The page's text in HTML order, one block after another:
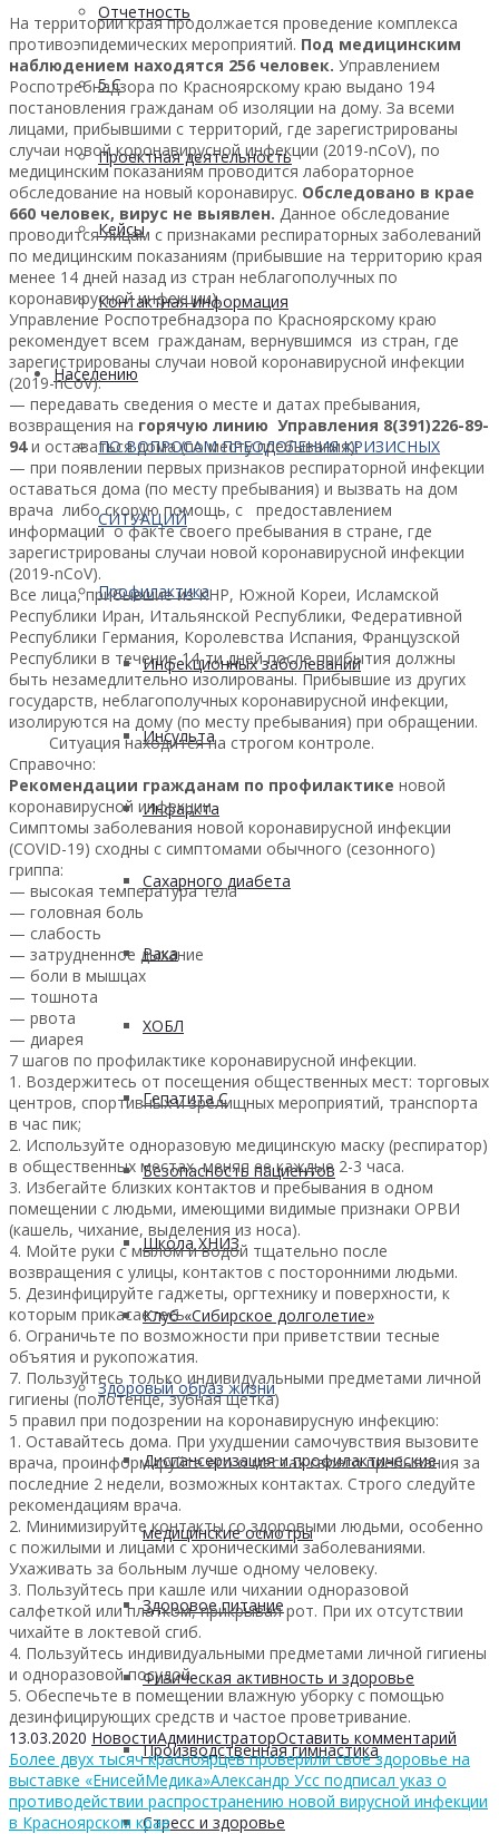
Отчетность
5 С
Проектная деятельность
Кейсы
Контактная информация
Населению
ПО ВОПРОСАМ ПРЕОДОЛЕНИЯ КРИЗИСНЫХ
СИТУАЦИЙ
Профилактика
Инфекционных заболеваний
Инсульта
Инфаркта
Сахарного диабета
Рака
ХОБЛ
Гепатита С
Безопасность пациентов
Школа ХНИЗ
Клуб «Сибирское долголетие»
Здоровый образ жизни
Диспансеризация и профилактические
медицинские осмотры
Здоровое питание
Физическая активность и здоровье
Производственная гимнастика
Стресс и здоровье
На территории края продолжается проведение комплекса
противоэпидемических мероприятий. Под медицинским
наблюдением находятся 256 человек. Управлением
Роспотребнадзора по Красноярскому краю выдано 194
постановления гражданам об изоляции на дому. За всеми
лицами, прибывшими с территорий, где зарегистрированы
случаи новой коронавирусной инфекции (2019-nCoV), по
медицинским показаниям проводится лабораторное
обследование на новый коронавирус. Обследовано в крае
660 человек, вирус не выявлен. Данное обследование
проводится лицам с признаками респираторных заболеваний
по медицинским показаниям (прибывшие на территорию края
менее 14 дней назад из стран неблагополучных по
коронавирусной инфекции).
Управление Роспотребнадзора по Красноярскому краю
рекомендует всем гражданам, вернувшимся из стран, где
зарегистрированы случаи новой коронавирусной инфекции
(2019-nCoV):
— передавать сведения о месте и датах пребывания,
возвращения на горячую линию Управления 8(391)226-89-
94и оставаться дома (по месту пребывания);
— при появлении первых признаков респираторной инфекции
оставаться дома (по месту пребывания) и вызвать на дом
врача либо скорую помощь, с предоставлением
информации о факте своего пребывания в стране, где
зарегистрированы случаи новой коронавирусной инфекции
(2019-nCoV).
Все лица, прибывшие из КНР, Южной Кореи, Исламской
Республики Иран, Итальянской Республики, Федеративной
Республики Германия, Королевства Испания, Французской
Республики в течение 14-ти дней после прибытия должны
быть незамедлительно изолированы. Прибывшие из других
государств, неблагополучных коронавирусной инфекции,
изолируются на дому (по месту пребывания) при обращении.
Ситуация находится на строгом контроле.
Справочно:
Рекомендации гражданам по профилактике новой
коронавирусной инфекции
Симптомы заболевания новой коронавирусной инфекции
(COVID-19) сходны с симптомами обычного (сезонного)
гриппа:
— высокая температура тела
— головная боль
— слабость
— затрудненное дыхание
— боли в мышцах
— тошнота
— рвота
— диарея
7 шагов по профилактике коронавирусной инфекции.
1. Воздержитесь от посещения общественных мест: торговых
центров, спортивных и зрелищных мероприятий, транспорта
в час пик;
2. Используйте одноразовую медицинскую маску (респиратор)
в общественных местах, меняя ее каждые 2-3 часа.
3. Избегайте близких контактов и пребывания в одном
помещении с людьми, имеющими видимые признаки ОРВИ
(кашель, чихание, выделения из носа).
4. Мойте руки с мылом и водой тщательно после
возвращения с улицы, контактов с посторонними людьми.
5. Дезинфицируйте гаджеты, оргтехнику и поверхности, к
которым прикасаетесь.
6. Ограничьте по возможности при приветствии тесные
объятия и рукопожатия.
7. Пользуйтесь только индивидуальными предметами личной
гигиены (полотенце, зубная щетка)
5 правил при подозрении на коронавирусную инфекцию:
1. Оставайтесь дома. При ухудшении самочувствия вызовите
врача, проинформируйте его о местах своего пребывания за
последние 2 недели, возможных контактах. Строго следуйте
рекомендациям врача.
2. Минимизируйте контакты со здоровыми людьми, особенно
с пожилыми и лицами с хроническими заболеваниями.
Ухаживать за больным лучше одному человеку.
3. Пользуйтесь при кашле или чихании одноразовой
салфеткой или платком, прикрывая рот. При их отсутствии
чихайте в локтевой сгиб.
4. Пользуйтесь индивидуальными предметами личной гигиены
и одноразовой посудой.
5. Обеспечьте в помещении влажную уборку с помощью
дезинфицирующих средств и частое проветривание.
13.03.2020 НовостиАдминистраторОставить комментарий
Более двух тысяч красноярцев проверили свое здоровье на
выставке «ЕнисейМедика»Александр Усс подписал указ о
противодействии распространению новой вирусной инфекции
в Красноярском крае